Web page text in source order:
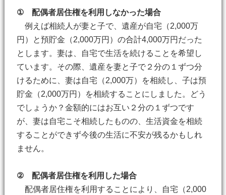
① 配偶者居住権を利用しなかった場合
例えば相続人が妻と子で、遺産が自宅（2,000万
円）と預貯金（2,000万円）の合計4,000万円だった
とします。妻は、自宅で生活を続けることを希望し
ています。その際、遺産を妻と子で２分の１ずつ分
けるために、妻は自宅（2,000万）を相続し、子は預
貯金（2,000万円）を相続することにしました。どう
でしょうか？金額的にはお互い２分の１ずつです
が、妻は自宅こそ相続したものの、生活資金を相続
することができず今後の生活に不安が残るかもしれ
ません。
② 配偶者居住権を利用した場合
配偶者居住権を利用することにより、自宅（2,000